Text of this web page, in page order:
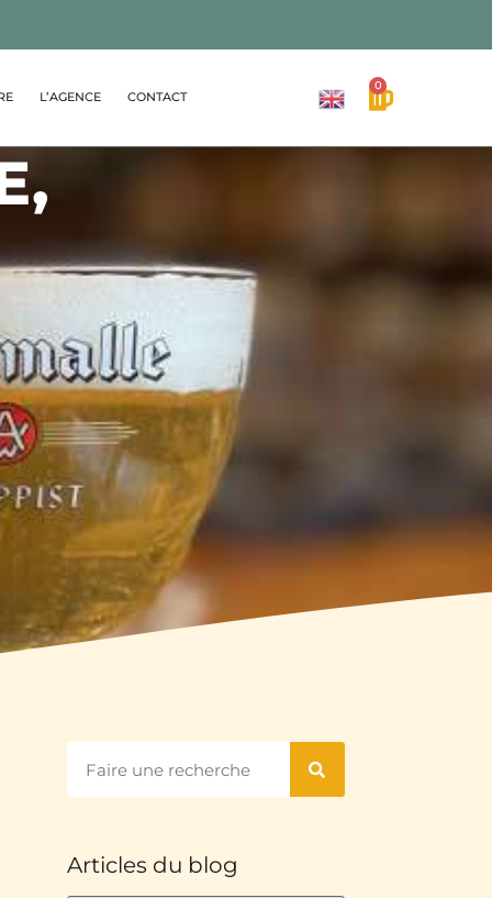
L’AGENCE CONTACT
0
Articles du blog